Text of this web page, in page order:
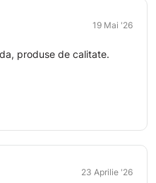
19 Mai '26
produse de calitate.
23 Aprilie '26